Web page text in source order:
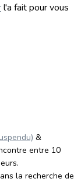
l'a fait pour vous
&
entre 10
la recherche de